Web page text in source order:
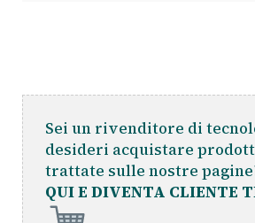
Sei un rivenditore di
desideri acquistare
trattate sulle nostre
QUI E DIVENTA CLIENTE